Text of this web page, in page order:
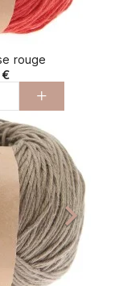
rouge
+
